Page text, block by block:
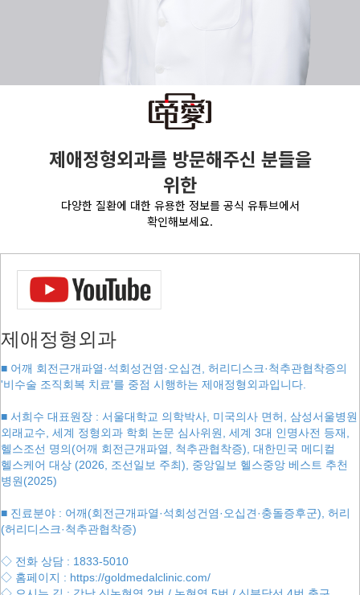
제애정형외과를 방문해주신 분들을
위한
다양한 질환에 대한 유용한 정보를 공식 유튜브에서
확인해보세요.
제애정형외과
■ 어깨 회전근개파열·석회성건염·오십견, 허리디스크·척추관협착증의
'비수술 조직회복 치료'를 중점 시행하는 제애정형외과입니다.
■ 서희수 대표원장 : 서울대학교 의학박사, 미국의사 면허, 삼성서울병원
외래교수, 세계 정형외과 학회 논문 심사위원, 세계 3대 인명사전 등재,
헬스조선 명의(어깨 회전근개파열, 척추관협착증), 대한민국 메디컬
헬스케어 대상 (2026, 조선일보 주최), 중앙일보 헬스중앙 베스트 추천
병원(2025)
■ 진료분야 : 어깨(회전근개파열·석회성건염·오십견·충돌증후군), 허리
(허리디스크·척추관협착증)
◇ 전화 상담 : 1833-5010
◇ 홈페이지 : https://goldmedalclinic.com/